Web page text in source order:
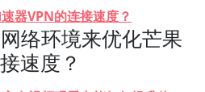
器VPN的连接速度？
络环境来优化芒果
速度？